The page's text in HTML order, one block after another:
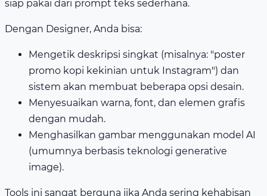
siap pakai dari prompt teks sederhana.
Dengan Designer, Anda bisa:
Mengetik deskripsi singkat (misalnya: "poster
promo kopi kekinian untuk Instagram") dan
sistem akan membuat beberapa opsi desain.
Menyesuaikan warna, font, dan elemen grafis
dengan mudah.
Menghasilkan gambar menggunakan model AI
(umumnya berbasis teknologi generative
image).
Tools ini sangat berguna jika Anda sering kehabisan